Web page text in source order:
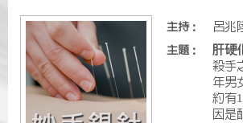
主持： 呂兆
主題： 肝硬
殺手
年男
約有
因是